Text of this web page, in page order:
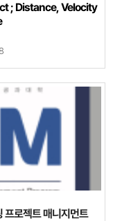
; Distance, Velocity
프로젝트 매니지먼트